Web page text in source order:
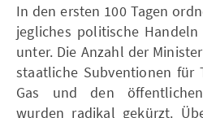
In den ersten 100 Tagen
jegliches politische
unter. Die Anzahl der
staatliche Subventionen für
Gas und den öffentlichen
wurden radikal gekürzt.